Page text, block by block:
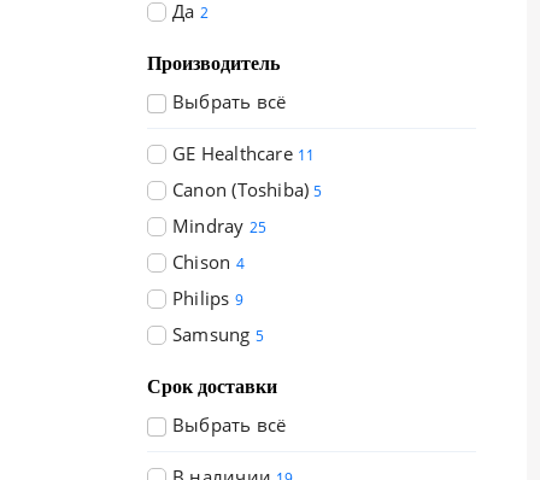
Да 2
Производитель
Выбрать всё
GE Healthcare 11
Canon (Toshiba) 5
Mindray 25
Chison 4
Philips 9
Samsung 5
Срок доставки
Выбрать всё